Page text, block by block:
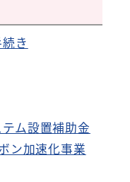
き
ム設置補助金
ン加速化事業